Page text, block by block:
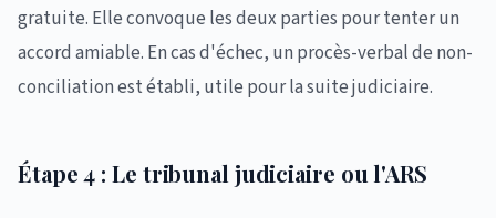
gratuite. Elle convoque les deux parties pour tenter un
accord amiable. En cas d'échec, un procès-verbal de non-
conciliation est établi, utile pour la suite judiciaire.
Étape 4 : Le tribunal judiciaire ou l'ARS